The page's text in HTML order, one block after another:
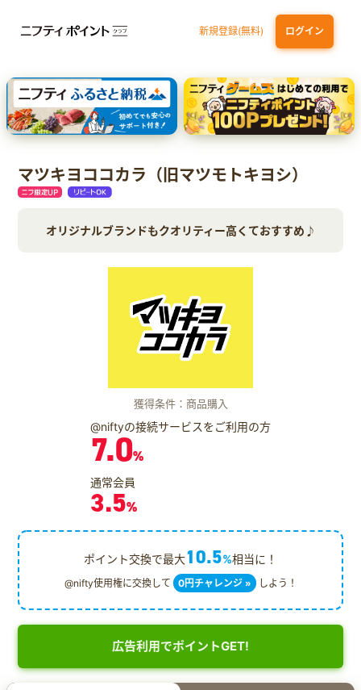
新規登録(無料) ログイン
三井住友カード ゴールド（NL）（家族カード発行） dカード GOLD
【実質初月無料】DMM | Disney+(ディズニープラス) セットプラン
SBI証券 確定拠出年金（iDeCo）
マツキヨココカラ（旧マツモトキヨシ）
オリジナルブランドもクオリティー高くておすすめ♪
獲得条件：商品購入
@niftyの接続サービスをご利用の方
7.0%
通常会員
3.5%
ポイント交換で最大10.5%相当に！
@nifty使用権に交換して 0円チャレンジ » しよう！
広告利用でポイントGET!